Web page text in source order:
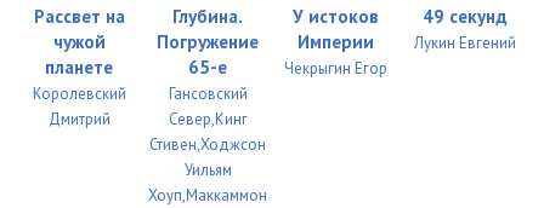
35_Chas_Byka_ 25:44
36_Chas_Byka_
37_Chas_Byka_
Рассвет на
чужой
планете
Королевский
Дмитрий
Глубина.
Погружение
65-е
Гансовский
Север,Кинг
Стивен,Ходжсон
Уильям
Хоуп,Маккаммон
У истоков
Империи
Чекрыгин Егор
49 секунд
Лукин Евгений